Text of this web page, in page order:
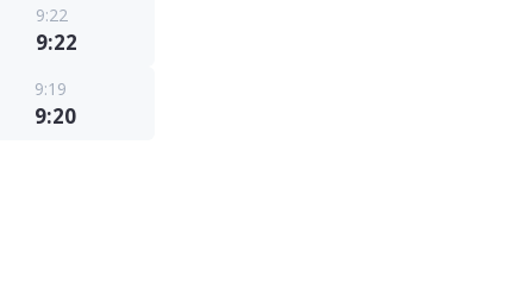
9:22
9:22
9:19
9:20